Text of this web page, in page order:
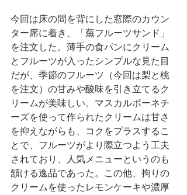
今回は床の間を背にした窓際のカウン
ター席に着き、「蕪フルーツサンド」
を注文した。薄手の食パンにクリーム
とフルーツが入ったシンプルな見た目
だが、季節のフルーツ（今回は梨と桃
を注文）の甘みや酸味を引き立てるク
リームが美味しい。マスカルポーネチ
ーズを使って作られたクリームは甘さ
を抑えながらも、コクをプラスするこ
とで、フルーツがより際立つよう工夫
されており、人気メニューというのも
頷ける逸品であった。この他、拘りの
クリームを使ったレモンケーキや濃厚